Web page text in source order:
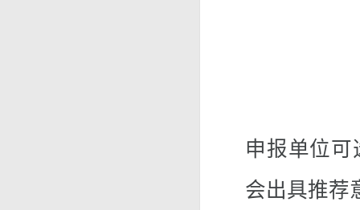
申报单位
会出具推荐